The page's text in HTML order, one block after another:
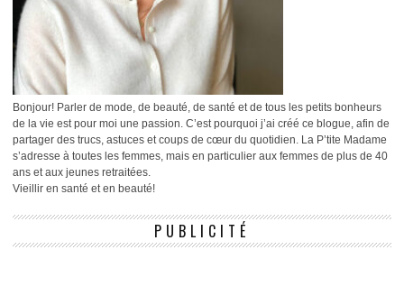
Bonjour! Parler de mode, de beauté, de santé et de tous les petits bonheurs
de la vie est pour moi une passion. C’est pourquoi j’ai créé ce blogue, afin de
partager des trucs, astuces et coups de cœur du quotidien. La P’tite Madame
s’adresse à toutes les femmes, mais en particulier aux femmes de plus de 40
ans et aux jeunes retraitées.
Vieillir en santé et en beauté!
PUBLICITÉ